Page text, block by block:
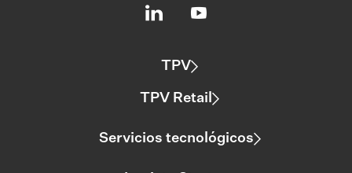
TPV
TPV Retail
Servicios tecnológicos